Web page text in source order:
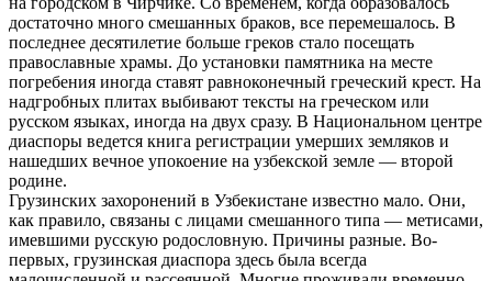
достаточно много смешанных браков, все перемешалось. В
последнее десятилетие больше греков стало посещать
православные храмы. До установки памятника на месте
погребения иногда ставят равноконечный греческий крест. На
надгробных плитах выбивают тексты на греческом или
русском языках, иногда на двух сразу. В Национальном центре
диаспоры ведется книга регистрации умерших земляков и
нашедших вечное упокоение на узбекской земле — второй
родине.
Грузинских захоронений в Узбекистане известно мало. Они,
как правило, связаны с лицами смешанного типа — метисами,
имевшими русскую родословную. Причины разные. Во-
первых, грузинская диаспора здесь была всегда